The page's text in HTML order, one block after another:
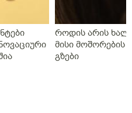
არააქვს და ასე
მარა ვირუსიც
რას
ონლაინ ისე მიდის
აქვთ პირდაპირ
როდის არის
მისი მოშორების
გზები